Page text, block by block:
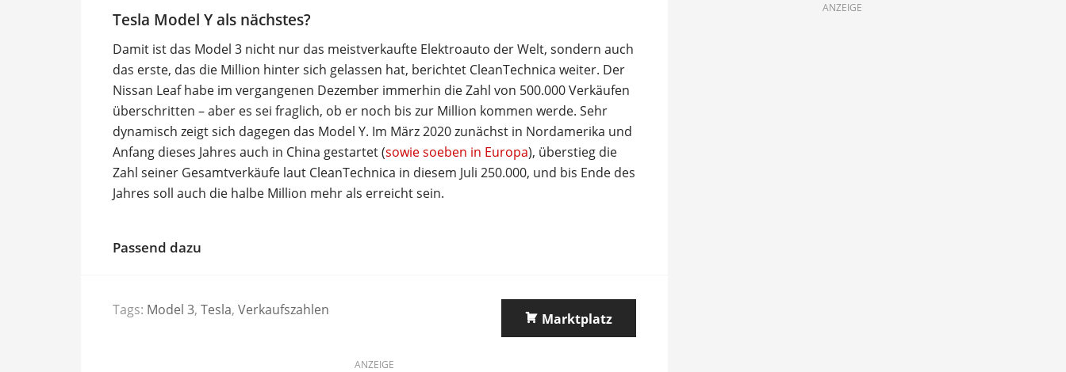
Tesla Model Y als nächstes?
Damit ist das Model 3 nicht nur das meistverkaufte Elektroauto der Welt, sondern auch
das erste, das die Million hinter sich gelassen hat, berichtet CleanTechnica weiter. Der
Nissan Leaf habe im vergangenen Dezember immerhin die Zahl von 500.000 Verkäufen
überschritten – aber es sei fraglich, ob er noch bis zur Million kommen werde. Sehr
dynamisch zeigt sich dagegen das Model Y. Im März 2020 zunächst in Nordamerika und
Anfang dieses Jahres auch in China gestartet (sowie soeben in Europa), überstieg die
Zahl seiner Gesamtverkäufe laut CleanTechnica in diesem Juli 250.000, und bis Ende des
Jahres soll auch die halbe Million mehr als erreicht sein.
Passend dazu
Tags: Model 3, Tesla, Verkaufszahlen
Marktplatz
ANZEIGE
ANZEIGE